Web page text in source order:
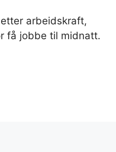
arbeidskraft,
få jobbe til midnatt.